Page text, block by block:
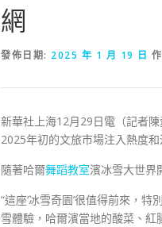
網
發佈日期: 2025 年 1 月 19 日
新華社上海12月29日電（記者陳
2025年初的文旅市場注入熱度和
隨著哈爾舞蹈教室濱冰雪大世界
“這座‘冰雪奇園’很值得前來，
雪體驗，哈爾濱當地的酸菜、紅